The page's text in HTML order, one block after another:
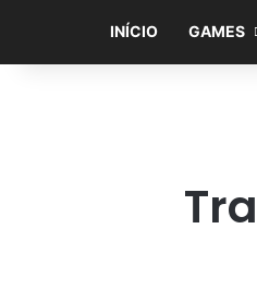
INÍCIO GAMES